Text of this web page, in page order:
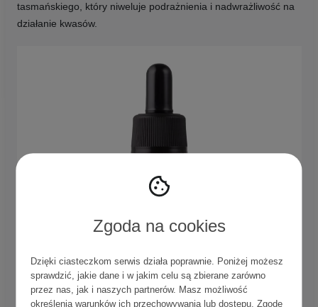
Zgoda na cookies
Dzięki ciasteczkom serwis działa poprawnie. Poniżej możesz
sprawdzić, jakie dane i w jakim celu są zbierane zarówno
przez nas, jak i naszych partnerów. Masz możliwość
określenia warunków ich przechowywania lub dostępu. Zgodę
tasmańskiego, który niweluje podrażnienia i nadwrażliwość na
działanie kwasów.